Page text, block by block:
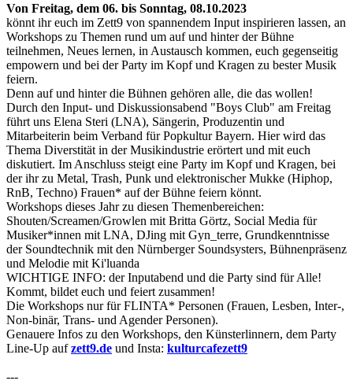
Von Freitag, dem 06. bis Sonntag, 08.10.2023
könnt ihr euch im Zett9 von spannendem Input inspirieren lassen, an
Workshops zu Themen rund um auf und hinter der Bühne
teilnehmen, Neues lernen, in Austausch kommen, euch gegenseitig
empowern und bei der Party im Kopf und Kragen zu bester Musik
feiern.
Denn auf und hinter die Bühnen gehören alle, die das wollen!
Durch den Input- und Diskussionsabend "Boys Club" am Freitag
führt uns Elena Steri (LNA), Sängerin, Produzentin und
Mitarbeiterin beim Verband für Popkultur Bayern. Hier wird das
Thema Diverstität in der Musikindustrie erörtert und mit euch
diskutiert. Im Anschluss steigt eine Party im Kopf und Kragen, bei
der ihr zu Metal, Trash, Punk und elektronischer Mukke (Hiphop,
RnB, Techno) Frauen* auf der Bühne feiern könnt.
Workshops dieses Jahr zu diesen Themenbereichen:
Shouten/Screamen/Growlen mit Britta Görtz, Social Media für
Musiker*innen mit LNA, DJing mit Gyn_terre, Grundkenntnisse
der Soundtechnik mit den Nürnberger Soundsysters, Bühnenpräsenz
und Melodie mit Ki'luanda
WICHTIGE INFO: der Inputabend und die Party sind für Alle!
Kommt, bildet euch und feiert zusammen!
Die Workshops nur für FLINTA* Personen (Frauen, Lesben, Inter-,
Non-binär, Trans- und Agender Personen).
Genauere Infos zu den Workshops, den Künsterlinnern, dem Party
Line-Up aufzett9.de und Insta: kulturcafezett9
---